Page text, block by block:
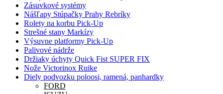
Zásuvkové systémy
Nášľapy Stúpačky Prahy Rebríky
Rolety na korbu Pick-Up
Strešné stany Markízy
Výsuvne platformy Pick-Up
Palivové nádrže
Držiaky úchyty Quick Fist SUPER FIX
Nože Victorinox Ruike
Diely podvozku poloosi, ramená, panhardky
FORD